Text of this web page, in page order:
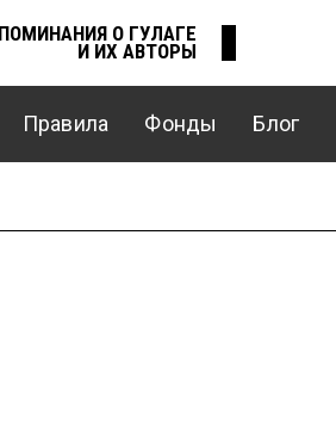
О ГУЛАГЕ
И ИХ АВТОРЫ
Правила Фонды Блог